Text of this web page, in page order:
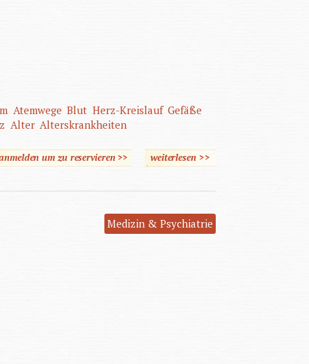
Atemwege Blut Herz-Kreislauf Gefäße
Alter Alterskrankheiten
um zu reservieren >> weiterlesenüber Pflegeassistenz
>>
Medizin & Psychiatrie